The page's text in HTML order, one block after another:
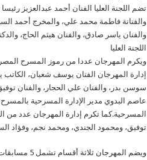
تضم اللجنة العليا الفنان أحمد عبدالعزيز
والفنانة فاطمة محمد علي، والمخرج أحمد
والفنان ياسر صادق، والفنان هيثم الحاج،
اللجنة العليا
ويكرم المهرجان عددا من رموز المسرح
إدارة المهرجان الفنان يوسف شعبان،
سوسن بدر، والفنان علي الحجار، والفنان
عاصم البدوي مدير الإدارة المسرحية بالمسرح
المسرحية.كما تكرم إدارة المهرجان عدد من
توفيق، ومحمود الجندي، ومحمد نجم، وفؤاد
ويضم